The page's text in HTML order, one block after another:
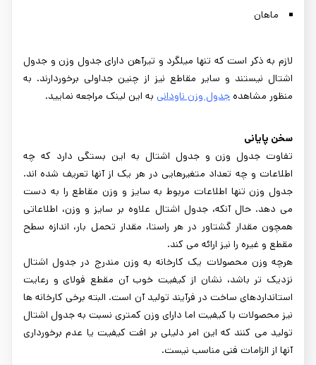
ماهان
لازم به ذکر است که تنها میلگرد و تیرآهن دارای جدول وزن و جدول
اشتال نیستند و سایر مقاطع نیز از چنین جداولی برخوردارند. به
منظور مشاهده جدول وزن ناودانی به این لینک مراجعه نمایید.
سخن پایانی
تفاوت جدول وزن و جدول اشتال به این بستگی دارد که چه
اطلاعات و چه تعداد متغیرهایی در هر یک از آنها تعریف شده اند.
جدول وزن تنها اطلاعات مربوط به سایز و وزن مقاطع را به دست
می دهد. حال آنکه، جدول اشتال علاوه بر سایز و وزن، اطلاعاتی
همچون مقدار گشتاور در هر راستا، مقدار تحمل بار، اندازه سطح
مقطع و غیره را نیز ارائه می کند.
هرچه وزن محصولات یک کارخانه به وزن مندرج در جدول اشتال
نزدیک تر باشد، نشان از کیفیت خوب آن مقطع فولای و رعایت
استانداردهای ساخت در فرآیند تولید آن است. البته برخی کارخانه ها
نیز محصولات با کیفیت اما دارای وزن کمتری نسبت به جدول اشتال
تولید می کنند که این امر دلیلی بر افت کیفیت یا عدم برخورداری
آنها از الزامات فنی مناسب نیست.